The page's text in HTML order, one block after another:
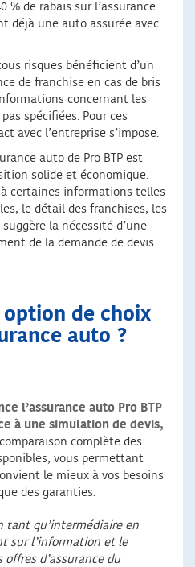
% de rabais sur l’assurance
déjà une auto assurée avec
risques bénéficient d’un
de franchise en cas de bris
concernant les
spécifiées. Pour ces
avec l’entreprise s’impose.
auto de Pro BTP est
solide et économique.
certaines informations telles
le détail des franchises, les
la nécessité d’une
de la demande de devis.
option de choix
auto ?
l’assurance auto Pro BTP
à une simulation de devis,
complète des
vous permettant
le mieux à vos besoins
des garanties.
tant qu’intermédiaire en
sur l’information et le
d’assurance du